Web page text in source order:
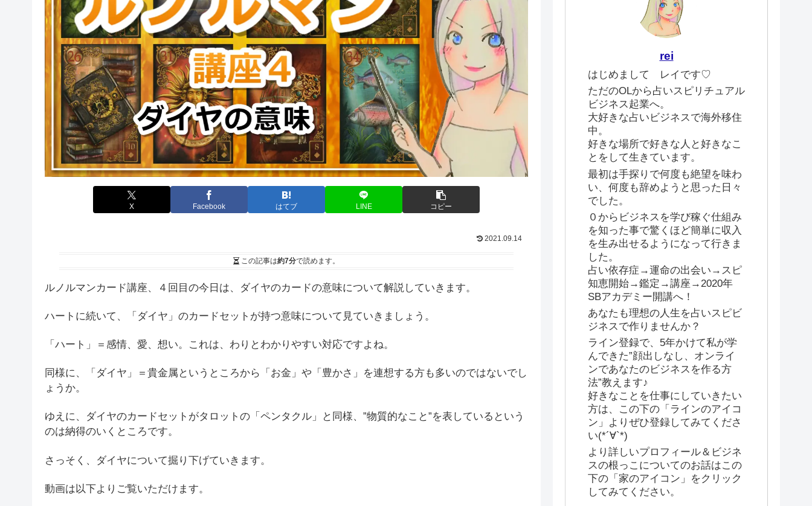
X Facebook はてブ LINE コピー
2021.09.14
この記事は約7分で読めます。
ルノルマンカード講座、４回目の今日は、ダイヤのカードの意味について解説していきます。
ハートに続いて、「ダイヤ」のカードセットが持つ意味について見ていきましょう。
「ハート」＝感情、愛、想い。これは、わりとわかりやすい対応ですよね。
同様に、「ダイヤ」＝貴金属というところから「お金」や「豊かさ」を連想する方も多いのではないでし
ょうか。
ゆえに、ダイヤのカードセットがタロットの「ペンタクル」と同様、”物質的なこと”を表しているという
のは納得のいくところです。
さっそく、ダイヤについて掘り下げていきます。
動画は以下よりご覧いただけます。
rei
はじめまして レイです♡
ただのOLから占いスピリチュアル
ビジネス起業へ。
大好きな占いビジネスで海外移住
中。
好きな場所で好きな人と好きなこ
とをして生きています。
最初は手探りで何度も絶望を味わ
い、何度も辞めようと思った日々
でした。
０からビジネスを学び稼ぐ仕組み
を知った事で驚くほど簡単に収入
を生み出せるようになって行きま
した。
占い依存症→運命の出会い→スピ
知恵開始→鑑定→講座→2020年
SBアカデミー開講へ！
あなたも理想の人生を占いスピビ
ジネスで作りませんか？
ライン登録で、5年かけて私が学
んできた”顔出しなし、オンライ
ンであなたのビジネスを作る方
法”教えます♪
好きなことを仕事にしていきたい
方は、この下の「ラインのアイコ
ン」よりぜひ登録してみてくださ
い(*´∀`*)
より詳しいプロフィール＆ビジネ
スの根っこについてのお話はこの
下の「家のアイコン」をクリック
してみてください。